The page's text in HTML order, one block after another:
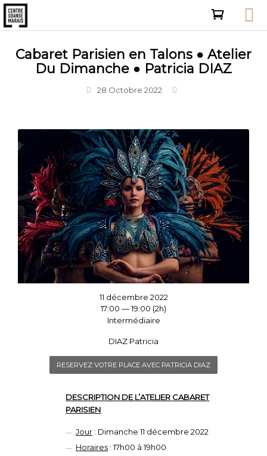
Cabaret Parisien en Talons ● Atelier
Du Dimanche ● Patricia DIAZ
28 Octobre 2022
DESCRIPTION DE L’ATELIER CABARET
PARISIEN
Jour : Dimanche 11 décembre 2022
Horaires : 17h00 à 19h00
11 décembre 2022
17:00 — 19:00 (2h)
Intermédiaire
DIAZ Patricia
RESERVEZ VOTRE PLACE AVEC PATRICIA DIAZ